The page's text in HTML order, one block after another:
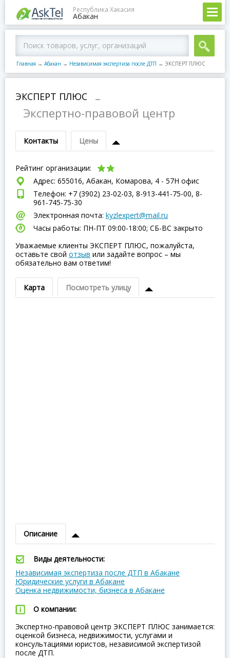
Республика Хакасия
Абакан
Главная → Абакан → Независимая экспертиза после ДТП → ЭКСПЕРТ ПЛЮС
ЭКСПЕРТ ПЛЮС
–
Экспертно-правовой центр
Контакты Цены
Рейтинг организации:
Адрес: 655016, Абакан, Комарова, 4 - 57Н офис
Телефон: +7 (3902) 23-02-03, 8-913-441-75-00, 8-
961-745-75-30
Электронная почта: kyzlexpert@mail.ru
Часы работы: ПН-ПТ 09:00-18:00; СБ-ВC закрыто
Уважаемые клиенты ЭКСПЕРТ ПЛЮС, пожалуйста,
оставьте свой отзыв или задайте вопрос – мы
обязательно вам ответим!
Карта Посмотреть улицу
Описание
Виды деятельности:
Независимая экспертиза после ДТП в Абакане
Юридические услуги в Абакане
Оценка недвижимости, бизнеса в Абакане
О компании:
Экспертно-правовой центр ЭКСПЕРТ ПЛЮС занимается:
оценкой бизнеса, недвижимости, услугами и
консультациями юристов, независимой экспертизой
после ДТП.